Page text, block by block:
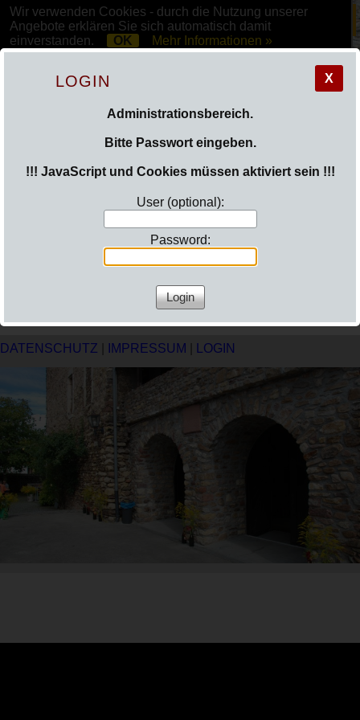
X
LOGIN
Administrationsbereich.
Bitte Passwort eingeben.
!!! JavaScript und Cookies müssen aktiviert sein !!!
User (optional):
Password:
Aktuelles direkt von unserer Facebookseite.
Funktioniert auch ohne Facebook-Account!
DATENSCHUTZ IMPRESSUM LOGIN
Wir verwenden Cookies - durch die Nutzung unserer
Angebote erklären Sie sich automatisch damit
einverstanden.
OK Mehr Informationen »